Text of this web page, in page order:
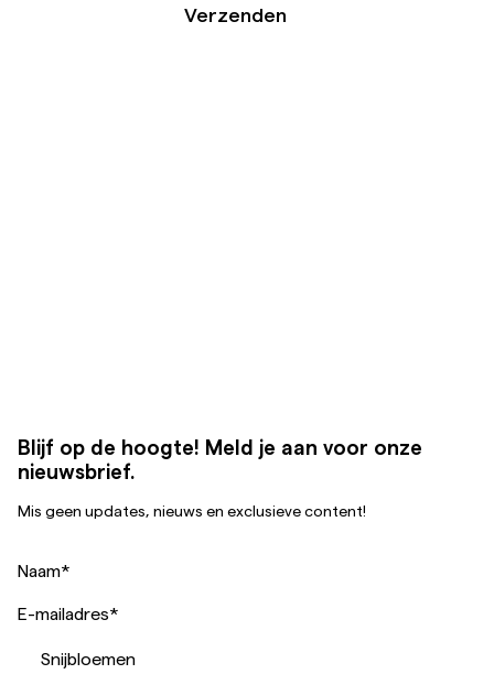
Verzenden
Blijf op de hoogte! Meld je aan voor onze
nieuwsbrief.
Mis geen updates, nieuws en exclusieve content!
Naam*
E-mailadres*
Snijbloemen